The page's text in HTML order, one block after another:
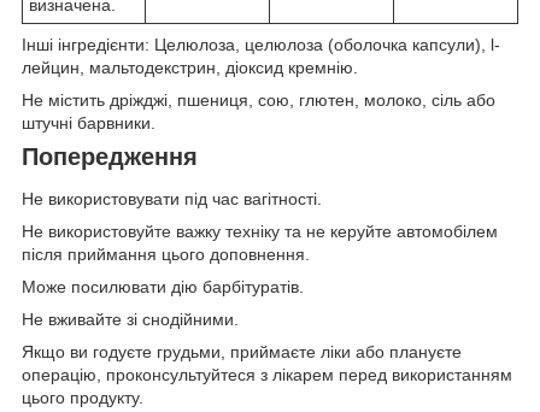
визначена.
Інші інгредієнти: Целюлоза, целюлоза (оболочка капсули), l-
лейцин, мальтодекстрин, діоксид кремнію.
Не містить дріжджі, пшениця, сою, глютен, молоко, сіль або
штучні барвники.
Попередження
Не використовувати під час вагітності.
Не використовуйте важку техніку та не керуйте автомобілем
після приймання цього доповнення.
Може посилювати дію барбітуратів.
Не вживайте зі снодійними.
Якщо ви годуєте грудьми, приймаєте ліки або плануєте
операцію, проконсультуйтеся з лікарем перед використанням
цього продукту.